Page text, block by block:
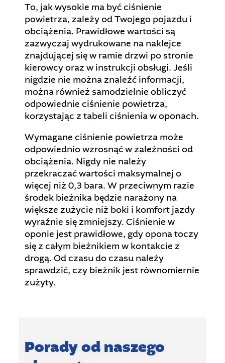
To, jak wysokie ma być ciśnienie
powietrza, zależy od Twojego pojazdu i
obciążenia. Prawidłowe wartości są
zazwyczaj wydrukowane na naklejce
znajdującej się w ramie drzwi po stronie
kierowcy oraz w instrukcji obsługi. Jeśli
nigdzie nie można znaleźć informacji,
można również samodzielnie obliczyć
odpowiednie ciśnienie powietrza,
korzystając z tabeli ciśnienia w oponach.
Wymagane ciśnienie powietrza może
odpowiednio wzrosnąć w zależności od
obciążenia. Nigdy nie należy
przekraczać wartości maksymalnej o
więcej niż 0,3 bara. W przeciwnym razie
środek bieżnika będzie narażony na
większe zużycie niż boki i komfort jazdy
wyraźnie się zmniejszy. Ciśnienie w
oponie jest prawidłowe, gdy opona toczy
się z całym bieżnikiem w kontakcie z
drogą. Od czasu do czasu należy
sprawdzić, czy bieżnik jest równomiernie
zużyty.
Porady od naszego